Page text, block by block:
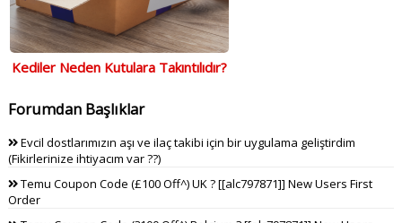
Kediler Neden Kutulara Takıntılıdır?
Forumdan Başlıklar
Evcil dostlarımızın aşı ve ilaç takibi için bir uygulama geliştirdim
(Fikirlerinize ihtiyacım var ??)
Temu Coupon Code (£100 Off^) UK ? [[alc797871]] New Users First
Order